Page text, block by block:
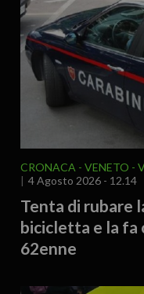
CRONACA VENETO
4 Agosto 2026 - 12.14
Tenta di rubare
bicicletta e la fa
62enne